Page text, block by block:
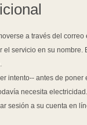
a través del correo
servicio en su nombre.
intento-- antes de poner
necesita
sesión a su cuenta en